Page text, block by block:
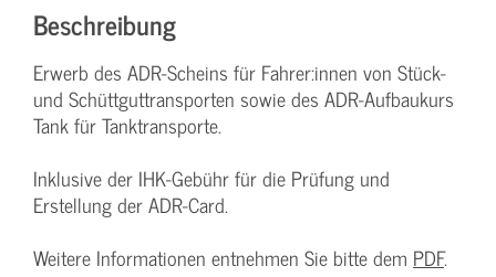
Beschreibung
Erwerb des ADR-Scheins für Fahrer:innen von Stück-
und Schüttguttransporten sowie des ADR-Aufbaukurs
Tank für Tanktransporte.
Inklusive der IHK-Gebühr für die Prüfung und
Erstellung der ADR-Card.
Weitere Informationen entnehmen Sie bitte dem PDF.